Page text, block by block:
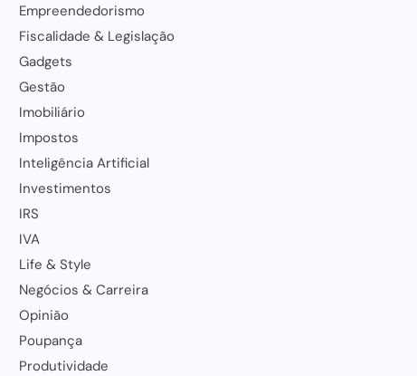
Empreendedorismo
Fiscalidade & Legislação
Gadgets
Gestão
Imobiliário
Impostos
Inteligência Artificial
Investimentos
IRS
IVA
Life & Style
Negócios & Carreira
Opinião
Poupança
Produtividade